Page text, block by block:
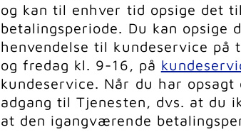
og kan til enhver tid opsige det
betalingsperiode. Du kan opsige
henvendelse til kundeservice
og fredag kl. 9-16, på
kundeservice. Når du har
adgang til Tjenesten, dvs. at du
at den igangværende